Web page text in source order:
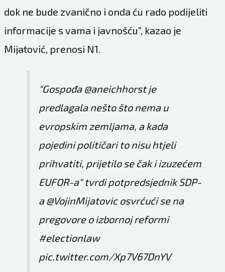
dok ne bude zvanično i onda ću rado podijeliti
informacije s vama i javnošću”, kazao je
Mijatović, prenosi N1.
"Gospođa @aneichhorstje
predlagala nešto što nema u
evropskim zemljama, a kada
pojedini političari to nisu htjeli
prihvatiti, prijetilo se čak i izuzećem
EUFOR-a" tvrdi potpredsjednik SDP-
a @VojinMijatovicosvrćući se na
pregovore o izbornoj reformi
#electionlaw
pic.twitter.com/Xp7V67DnYV